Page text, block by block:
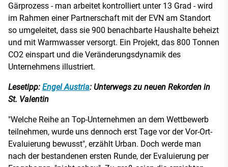
Gärprozess - man arbeitet kontrolliert unter 13 Grad - wird
im Rahmen einer Partnerschaft mit der EVN am Standort
so umgeleitet, dass sie 900 benachbarte Haushalte beheizt
und mit Warmwasser versorgt. Ein Projekt, das 800 Tonnen
CO2 einspart und die Veränderungsdynamik des
Unternehmens illustriert.
Lesetipp: Engel Austria: Unterwegs zu neuen Rekorden in
St. Valentin
"Welche Reihe an Top-Unternehmen an dem Wettbewerb
teilnehmen, wurde uns dennoch erst Tage vor der Vor-Ort-
Evaluierung bewusst", erzählt Urban. Doch werde man
nach der bestandenen ersten Runde, der Evaluierung per